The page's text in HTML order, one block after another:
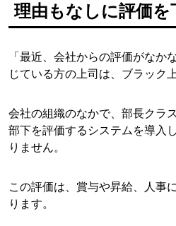
理由もなしに評価を
「最近、会社からの評価がなか
じている方の上司は、ブラック
会社の組織のなかで、部長クラ
部下を評価するシステムを導入
りません。
この評価は、賞与や昇給、人事
ります。